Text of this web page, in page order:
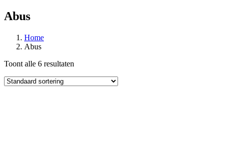
Abus
Home
Abus
Toont alle 6 resultaten